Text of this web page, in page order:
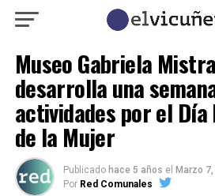
Museo Gabriela
desarrolla una
actividades por el
de la Mujer
Publicado hace 5 años el Marzo 7,
Por Red Comunales